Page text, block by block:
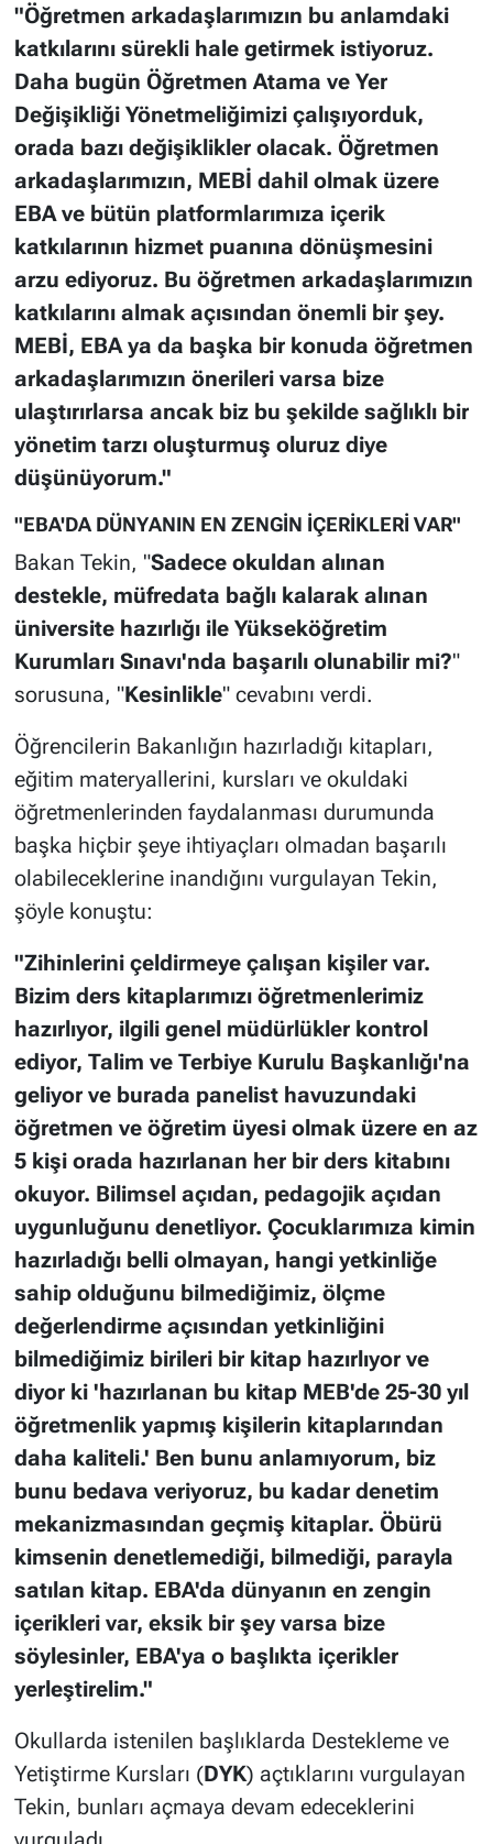
"Öğretmen arkadaşlarımızın bu anlamdaki
katkılarını sürekli hale getirmek istiyoruz.
Daha bugün Öğretmen Atama ve Yer
Değişikliği Yönetmeliğimizi çalışıyorduk,
orada bazı değişiklikler olacak. Öğretmen
arkadaşlarımızın, MEBİ dahil olmak üzere
EBA ve bütün platformlarımıza içerik
katkılarının hizmet puanına dönüşmesini
arzu ediyoruz. Bu öğretmen arkadaşlarımızın
katkılarını almak açısından önemli bir şey.
MEBİ, EBA ya da başka bir konuda öğretmen
arkadaşlarımızın önerileri varsa bize
ulaştırırlarsa ancak biz bu şekilde sağlıklı bir
yönetim tarzı oluşturmuş oluruz diye
düşünüyorum."
"EBA'DA DÜNYANIN EN ZENGİN İÇERİKLERİ VAR"
Bakan Tekin, "Sadece okuldan alınan
destekle, müfredata bağlı kalarak alınan
üniversite hazırlığı ile Yükseköğretim
Kurumları Sınavı'nda başarılı olunabilir mi?"
sorusuna, "Kesinlikle" cevabını verdi.
Öğrencilerin Bakanlığın hazırladığı kitapları,
eğitim materyallerini, kursları ve okuldaki
öğretmenlerinden faydalanması durumunda
başka hiçbir şeye ihtiyaçları olmadan başarılı
olabileceklerine inandığını vurgulayan Tekin,
şöyle konuştu:
"Zihinlerini çeldirmeye çalışan kişiler var.
Bizim ders kitaplarımızı öğretmenlerimiz
hazırlıyor, ilgili genel müdürlükler kontrol
ediyor, Talim ve Terbiye Kurulu Başkanlığı'na
geliyor ve burada panelist havuzundaki
öğretmen ve öğretim üyesi olmak üzere en az
5 kişi orada hazırlanan her bir ders kitabını
okuyor. Bilimsel açıdan, pedagojik açıdan
uygunluğunu denetliyor. Çocuklarımıza kimin
hazırladığı belli olmayan, hangi yetkinliğe
sahip olduğunu bilmediğimiz, ölçme
değerlendirme açısından yetkinliğini
bilmediğimiz birileri bir kitap hazırlıyor ve
diyor ki 'hazırlanan bu kitap MEB'de 25-30 yıl
öğretmenlik yapmış kişilerin kitaplarından
daha kaliteli.' Ben bunu anlamıyorum, biz
bunu bedava veriyoruz, bu kadar denetim
mekanizmasından geçmiş kitaplar. Öbürü
kimsenin denetlemediği, bilmediği, parayla
satılan kitap. EBA'da dünyanın en zengin
içerikleri var, eksik bir şey varsa bize
söylesinler, EBA'ya o başlıkta içerikler
yerleştirelim."
Okullarda istenilen başlıklarda Destekleme ve
Yetiştirme Kursları (DYK) açtıklarını vurgulayan
Tekin, bunları açmaya devam edeceklerini